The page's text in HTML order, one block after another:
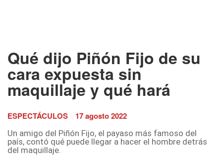
Qué dijo Piñón Fijo de su
cara expuesta sin
maquillaje y qué hará
ESPECTÁCULOS 17 agosto 2022
Un amigo del Piñón Fijo, el payaso más famoso del
país, contó qué puede llegar a hacer el hombre detrás
del maquillaje.